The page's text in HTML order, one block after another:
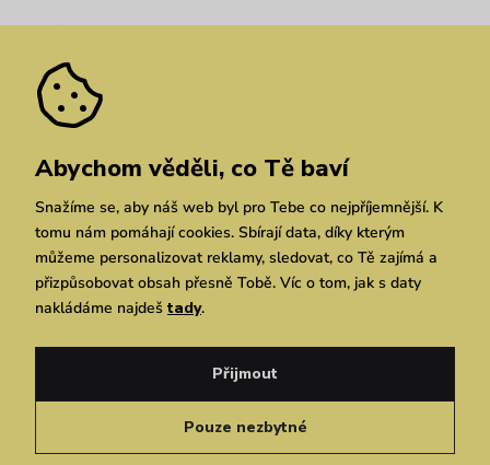
Pozáruční opravy
Velkoobchod
We Care
Dárkové poukazy
Vuchlook
Prodejny
Praha Brno Chrudim
Zásady ochrany osobních údajů
Simplia.cz
Zásady ochrany osobních údajů
Čeština
Abychom věděli, co Tě baví
Snažíme se, aby náš web byl pro Tebe co nejpříjemnější. K
tomu nám pomáhají cookies. Sbírají data, díky kterým
můžeme personalizovat reklamy, sledovat, co Tě zajímá a
přizpůsobovat obsah přesně Tobě. Víc o tom, jak s daty
nakládáme najdeš tady.
Pouze nezbytné
Přijmout